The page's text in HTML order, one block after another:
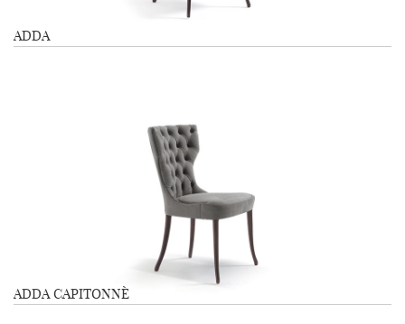
ADDA
ADDA CAPITONNÈ